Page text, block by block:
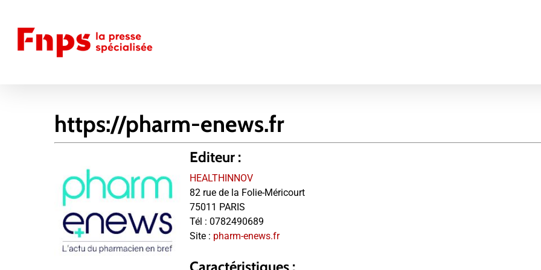
content
https://pharm-enews.fr
Editeur :
HEALTHINNOV
82 rue de la Folie-Méricourt
75011 PARIS
Tél :0782490689
Site : pharm-enews.fr